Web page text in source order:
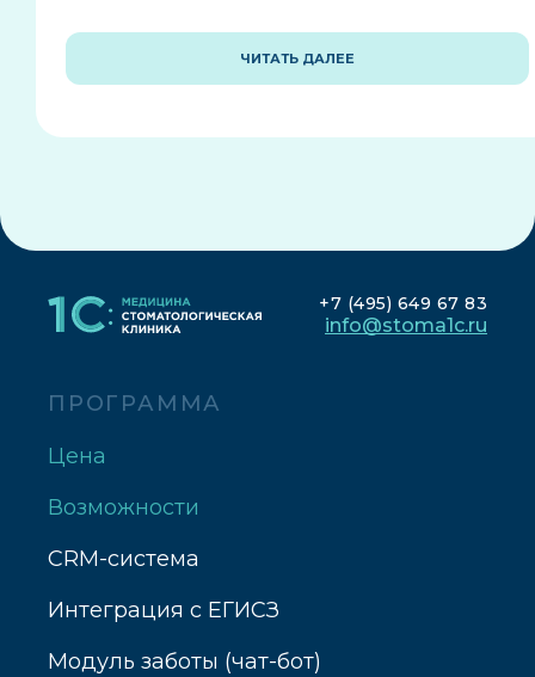
ЧИТАТЬ ДАЛЕЕ
+7 (495) 649 67 83
info@stoma1c.ru
ПРОГРАММА
Цена
Возможности
CRM-система
Интеграция с ЕГИСЗ
Модуль заботы (чат-бот)